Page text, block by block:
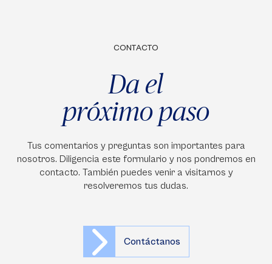
CONTACTO
Da el
próximo paso
Tus comentarios y preguntas son importantes para
nosotros. Diligencia este formulario y nos pondremos en
contacto. También puedes venir a visitarnos y
resolveremos tus dudas.
Contáctanos